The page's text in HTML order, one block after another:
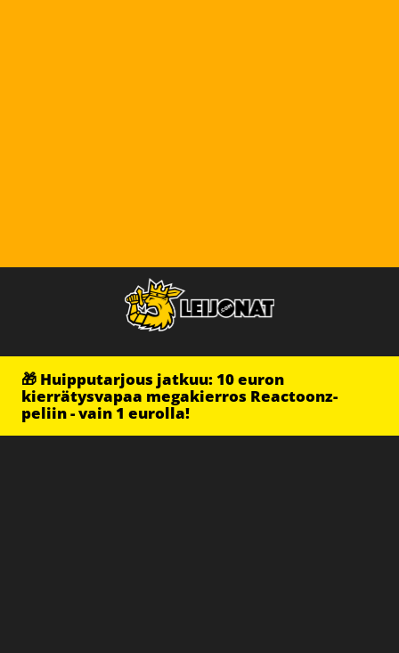
🎁 Huipputarjous jatkuu: 10 euron
kierrätysvapaa megakierros Reactoonz-
peliin - vain 1 eurolla!